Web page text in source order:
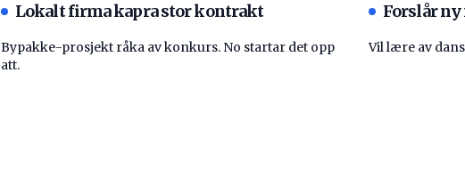
Lokalt firma kapra stor kontrakt
Bypakke-prosjekt råka av konkurs. No startar det opp
att.
Forslår
Vil lære av